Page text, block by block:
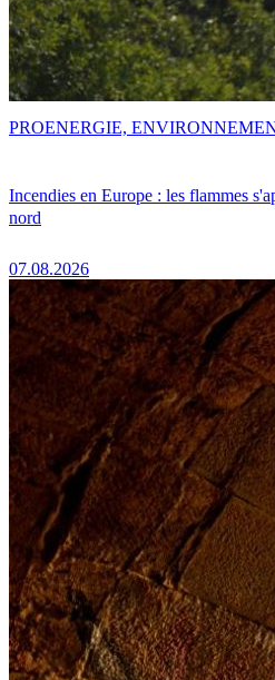
Incendies en Europe : les flammes
nord
07.08.2026
PROENERGIE,